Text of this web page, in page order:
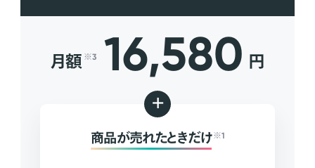
月額 ※3 16,580 円
+
商品が売れたときだけ ※1